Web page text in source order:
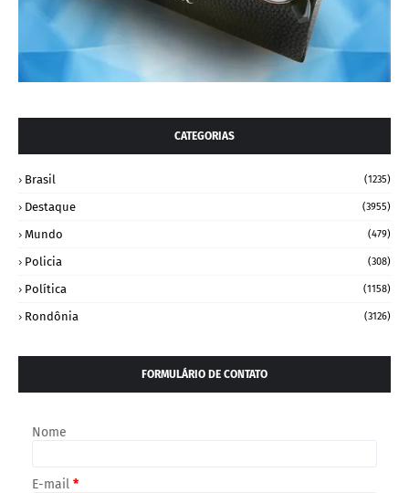
CATEGORIAS
Brasil (1235)
Destaque (3955)
Mundo (479)
Policia (308)
Política (1158)
Rondônia (3126)
FORMULÁRIO DE CONTATO
Nome
E-mail *